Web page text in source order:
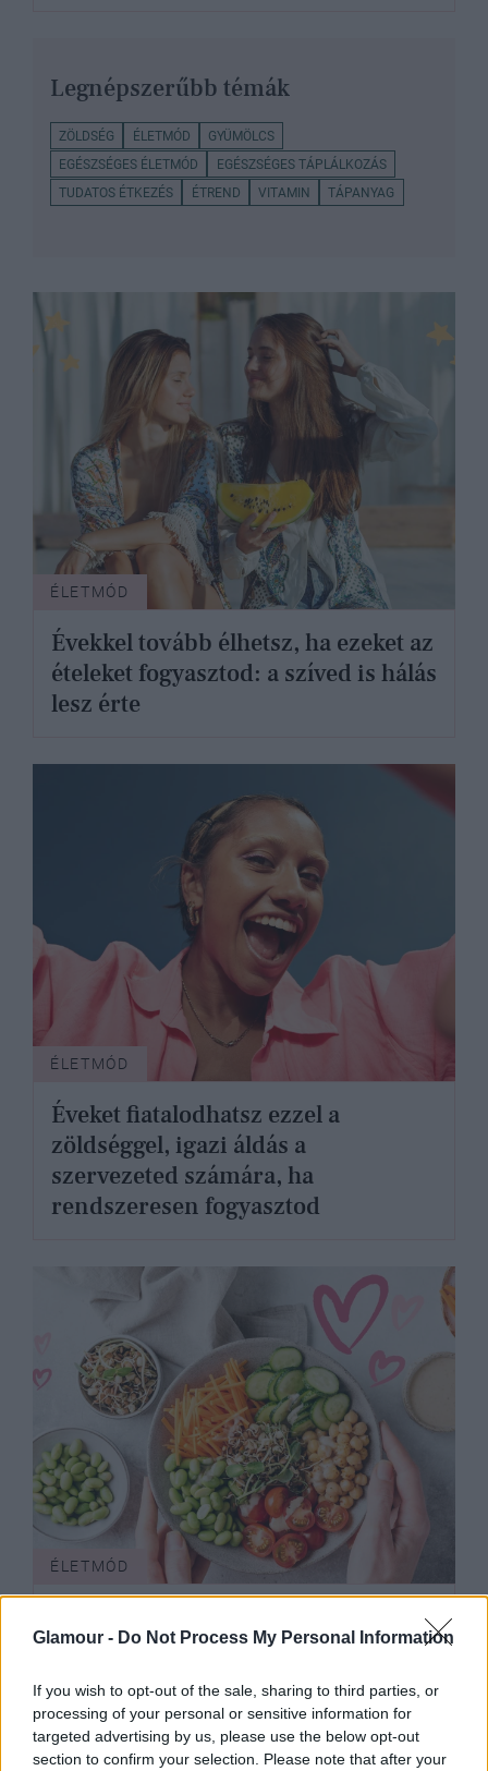
Glamour - Do Not Process My Personal Information
If you wish to opt-out of the sale, sharing to third parties, or
processing of your personal or sensitive information for
targeted advertising by us, please use the below opt-out
section to confirm your selection. Please note that after your
Legnépszerűbb témák
ZÖLDSÉG ÉLETMÓD
GYÜMÖLCS
EGÉSZSÉGES ÉLETMÓD
EGÉSZSÉGES TÁPLÁLKOZÁS
TUDATOS ÉTKEZÉS
ÉTREND VITAMIN TÁPANYAG
ÉLETMÓD
Évekkel tovább élhetsz, ha ezeket az
ételeket fogyasztod: a szíved is hálás
lesz érte
ÉLETMÓD
Éveket fiatalodhatsz ezzel a
zöldséggel, igazi áldás a
szervezeted számára, ha
rendszeresen fogyasztod
ÉLETMÓD
valójában mennyi zöldségre,
gyümölcsre lenne szükségünk